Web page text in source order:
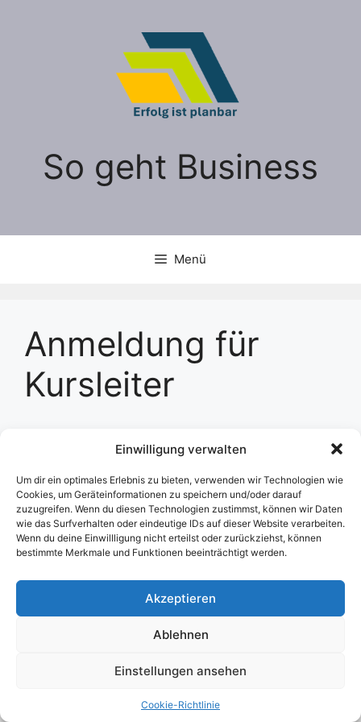
Einwilligung verwalten
Um dir ein optimales Erlebnis zu bieten, verwenden wir Technologien wie
Cookies, um Geräteinformationen zu speichern und/oder darauf
zuzugreifen. Wenn du diesen Technologien zustimmst, können wir Daten
wie das Surfverhalten oder eindeutige IDs auf dieser Website verarbeiten.
Wenn du deine Einwillligung nicht erteilst oder zurückziehst, können
bestimmte Merkmale und Funktionen beeinträchtigt werden.
Akzeptieren
Ablehnen
Einstellungen ansehen
Cookie-Richtlinie
So geht Business
Menü
Anmeldung für
Kursleiter
Impressum/DSGVO
KI-Nutzungserklärung
Cookie-Richtlinie (EU)
GeneratePress